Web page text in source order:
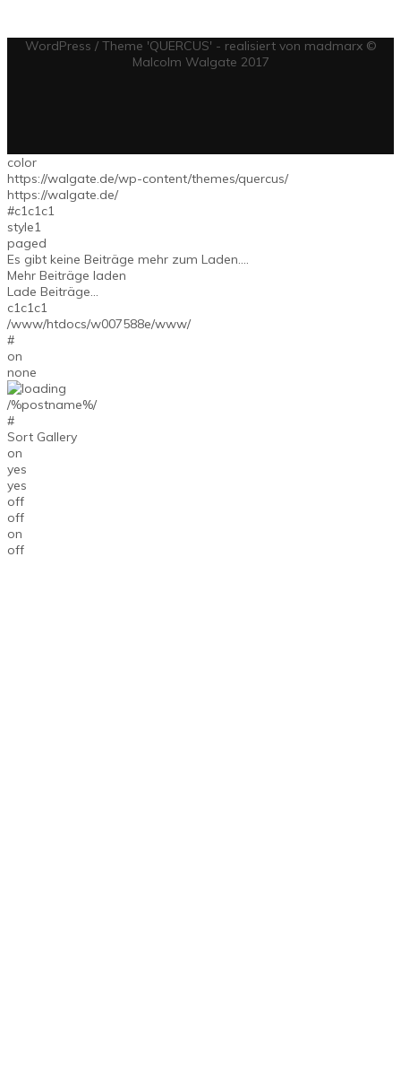
WordPress / Theme 'QUERCUS' - realisiert von madmarx ©
Malcolm Walgate 2017
color
https://walgate.de/wp-content/themes/quercus/
https://walgate.de/
#c1c1c1
style1
paged
Es gibt keine Beiträge mehr zum Laden....
Mehr Beiträge laden
Lade Beiträge...
c1c1c1
/www/htdocs/w007588e/www/
#
on
none
/%postname%/
#
Sort Gallery
on
yes
yes
off
off
on
off